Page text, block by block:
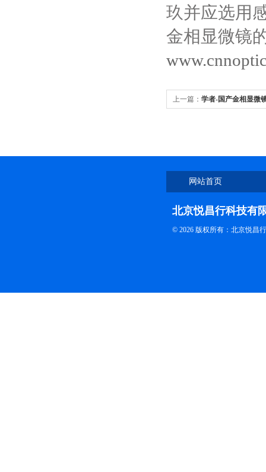
玖并应选用
金相显微镜
上一篇： 学者-国产金相显微
网站首页
北京悦昌行科技有
© 2026 版权所有：北京悦昌